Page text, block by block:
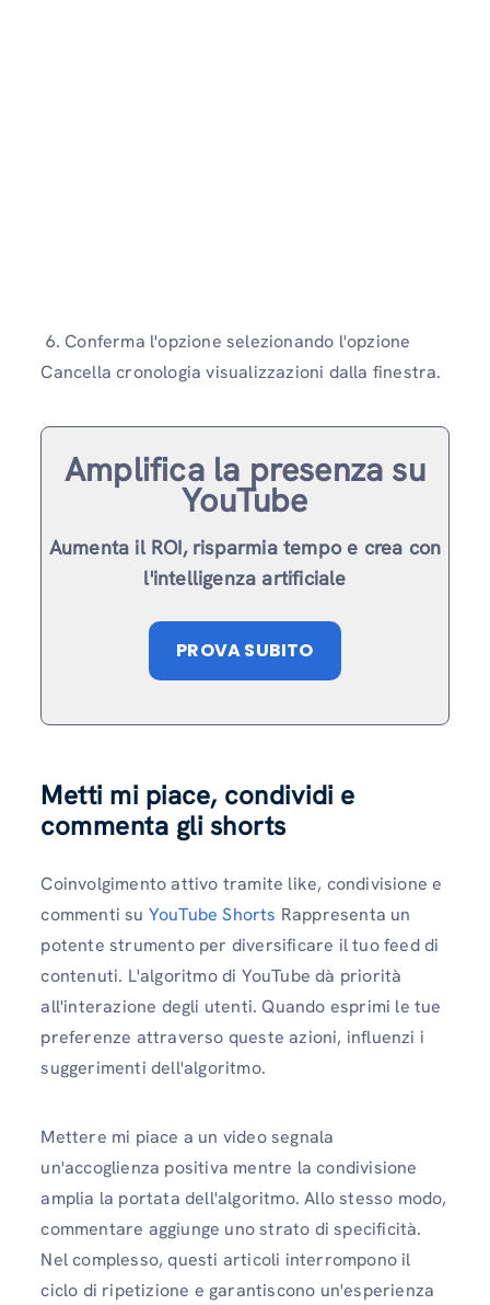
6. Conferma l'opzione selezionando l'opzione
Cancella cronologia visualizzazioni dalla finestra.
Amplifica la presenza su
YouTube
Aumenta il ROI, risparmia tempo e crea con
l'intelligenza artificiale
PROVA SUBITO
Metti mi piace, condividi e
commenta gli shorts
Coinvolgimento attivo tramite like, condivisione e
commenti su YouTube Shorts Rappresenta un
potente strumento per diversificare il tuo feed di
contenuti. L'algoritmo di YouTube dà priorità
all'interazione degli utenti. Quando esprimi le tue
preferenze attraverso queste azioni, influenzi i
suggerimenti dell'algoritmo.
Mettere mi piace a un video segnala
un'accoglienza positiva mentre la condivisione
amplia la portata dell'algoritmo. Allo stesso modo,
commentare aggiunge uno strato di specificità.
Nel complesso, questi articoli interrompono il
ciclo di ripetizione e garantiscono un'esperienza